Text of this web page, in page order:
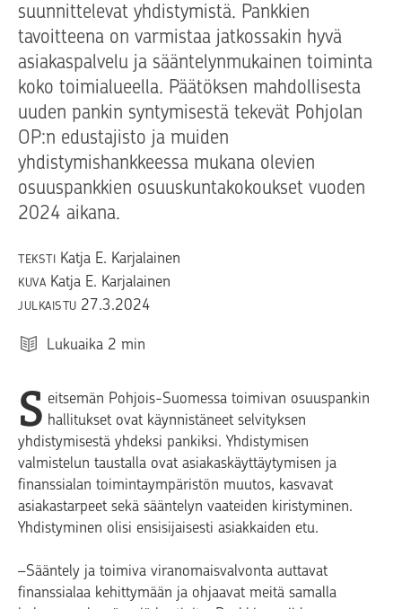
suunnittelevat yhdistymistä. Pankkien
tavoitteena on varmistaa jatkossakin hyvä
asiakaspalvelu ja sääntelynmukainen toiminta
koko toimialueella. Päätöksen mahdollisesta
uuden pankin syntymisestä tekevät Pohjolan
OP:n edustajisto ja muiden
yhdistymishankkeessa mukana olevien
osuuspankkien osuuskuntakokoukset vuoden
2024 aikana.
TEKSTI Katja E. Karjalainen
KUVA Katja E. Karjalainen
JULKAISTU 27.3.2024
Lukuaika 2 min
S eitsemän Pohjois-Suomessa toimivan osuuspankin
hallitukset ovat käynnistäneet selvityksen
yhdistymisestä yhdeksi pankiksi. Yhdistymisen
valmistelun taustalla ovat asiakaskäyttäytymisen ja
finanssialan toimintaympäristön muutos, kasvavat
asiakastarpeet sekä sääntelyn vaateiden kiristyminen.
Yhdistyminen olisi ensisijaisesti asiakkaiden etu.
–Sääntely ja toimiva viranomaisvalvonta auttavat
finanssialaa kehittymään ja ohjaavat meitä samalla